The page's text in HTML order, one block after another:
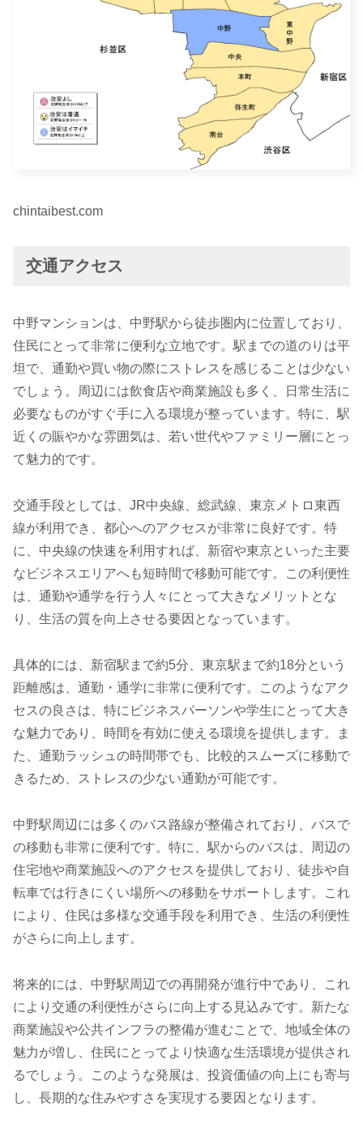
chintaibest.com
交通アクセス
中野マンションは、中野駅から徒歩圏内に位置しており、
住民にとって非常に便利な立地です。駅までの道のりは平
坦で、通勤や買い物の際にストレスを感じることは少ない
でしょう。周辺には飲食店や商業施設も多く、日常生活に
必要なものがすぐ手に入る環境が整っています。特に、駅
近くの賑やかな雰囲気は、若い世代やファミリー層にとっ
て魅力的です。
交通手段としては、JR中央線、総武線、東京メトロ東西
線が利用でき、都心へのアクセスが非常に良好です。特
に、中央線の快速を利用すれば、新宿や東京といった主要
なビジネスエリアへも短時間で移動可能です。この利便性
は、通勤や通学を行う人々にとって大きなメリットとな
り、生活の質を向上させる要因となっています。
具体的には、新宿駅まで約5分、東京駅まで約18分という
距離感は、通勤・通学に非常に便利です。このようなアク
セスの良さは、特にビジネスパーソンや学生にとって大き
な魅力であり、時間を有効に使える環境を提供します。ま
た、通勤ラッシュの時間帯でも、比較的スムーズに移動で
きるため、ストレスの少ない通勤が可能です。
中野駅周辺には多くのバス路線が整備されており、バスで
の移動も非常に便利です。特に、駅からのバスは、周辺の
住宅地や商業施設へのアクセスを提供しており、徒歩や自
転車では行きにくい場所への移動をサポートします。これ
により、住民は多様な交通手段を利用でき、生活の利便性
がさらに向上します。
将来的には、中野駅周辺での再開発が進行中であり、これ
により交通の利便性がさらに向上する見込みです。新たな
商業施設や公共インフラの整備が進むことで、地域全体の
魅力が増し、住民にとってより快適な生活環境が提供され
るでしょう。このような発展は、投資価値の向上にも寄与
し、長期的な住みやすさを実現する要因となります。